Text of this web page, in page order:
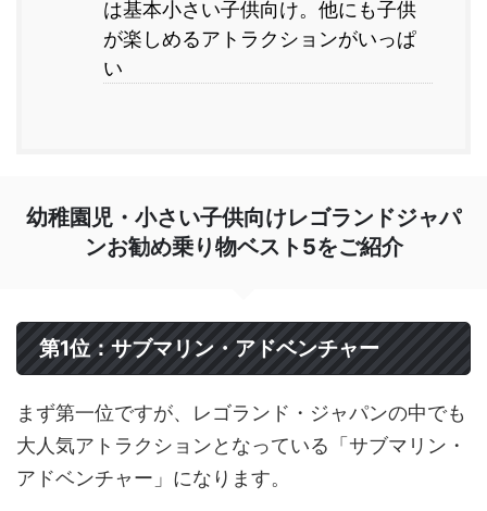
は基本小さい子供向け。他にも子供
が楽しめるアトラクションがいっぱ
い
幼稚園児・小さい子供向けレゴランドジャパ
ンお勧め乗り物ベスト5をご紹介
第1位：サブマリン・アドベンチャー
まず第一位ですが、レゴランド・ジャパンの中でも
大人気アトラクションとなっている「サブマリン・
アドベンチャー」になります。